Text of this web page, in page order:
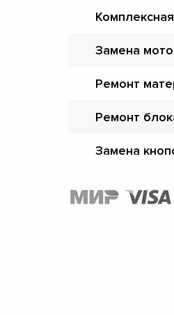
Замена
Ремонт
Ремонт
Замена